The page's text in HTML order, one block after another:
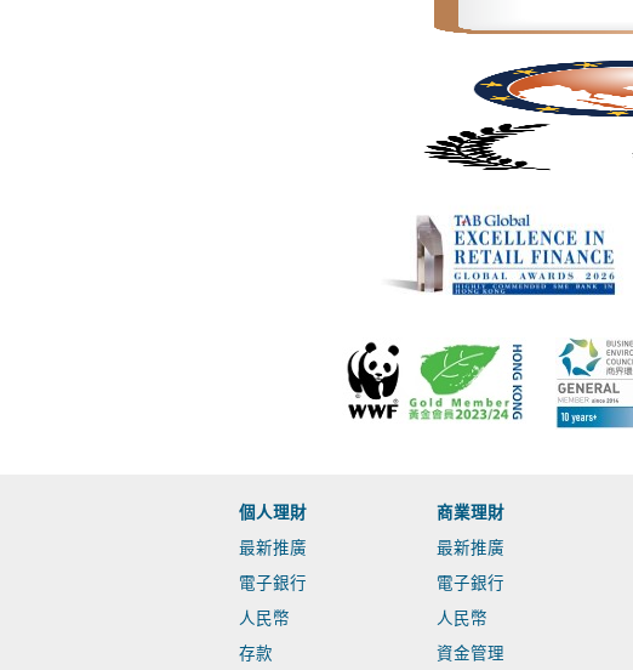
個人理財
最新推廣
電子銀行
人民幣
存款
商業理財
最新推廣
電子銀行
人民幣
資金管理